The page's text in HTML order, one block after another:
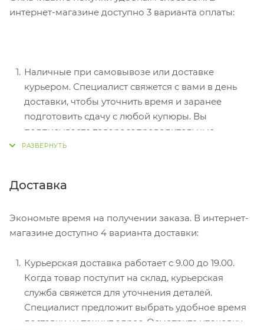
интернет-магазине доступно 3 варианта оплаты:
Наличные при самовывозе или доставке
курьером. Специалист свяжется с вами в день
доставки, чтобы уточнить время и заранее
подготовить сдачу с любой купюры. Вы
подписываете товаросопроводительные
документы, вносите денежные средства,
перенаправит вас на сервер системы ASSIST.
Здесь нужно ввести номер карты, срок действия
Электронные системы при онлайн-заказе:
PayPal, WebMoney и Яндекс.Деньги. Для
совершения покупки система перенаправит вас
на страницу платежного сервиса. Здесь
Доставка
Экономьте время на получении заказа. В интернет-
магазине доступно 4 варианта доставки:
Курьерская доставка работает с 9.00 до 19.00.
Когда товар поступит на склад, курьерская
служба свяжется для уточнения деталей.
Специалист предложит выбрать удобное время
доставки и уточнит адрес. Осмотрите упаковку